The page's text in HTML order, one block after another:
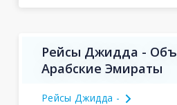
Рейсы Джидда -
Арабские Эмираты
Рейсы Джидда -